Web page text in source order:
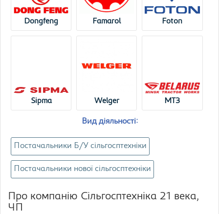
Dongfeng Famarol Foton
Sipma Welger МТЗ
Вид діяльності:
Постачальники Б/У сільгосптехніки
Постачальники нової сільгосптехніки
Про компанію Сільгосптехніка 21 века,
ЧП